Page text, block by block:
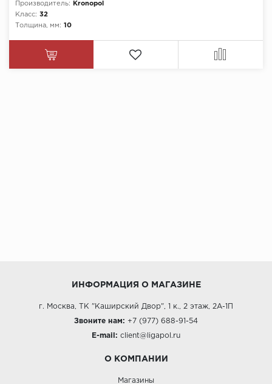
Производитель:
Kronopol
Класс: 32
Толщина, мм: 10
ИНФОРМАЦИЯ О МАГАЗИНЕ
г. Москва, ТК "Каширский Двор", 1 к., 2 этаж, 2А-1П
Звоните нам: +7 (977) 688-91-54
E-mail: client@ligapol.ru
О КОМПАНИИ
Магазины